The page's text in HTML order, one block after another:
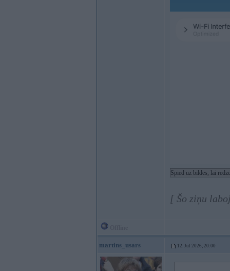
Spied uz bildes, lai
[ Šo ziņu
martins_usars 12. Jul 2026, 20:00